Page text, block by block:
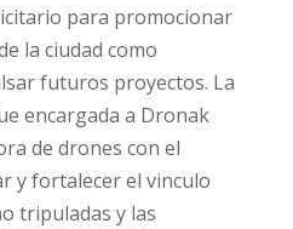
para promocionar
la ciudad como
futuros proyectos. La
encargada a Dronak
de drones con el
y fortalecer el vinculo
tripuladas y las